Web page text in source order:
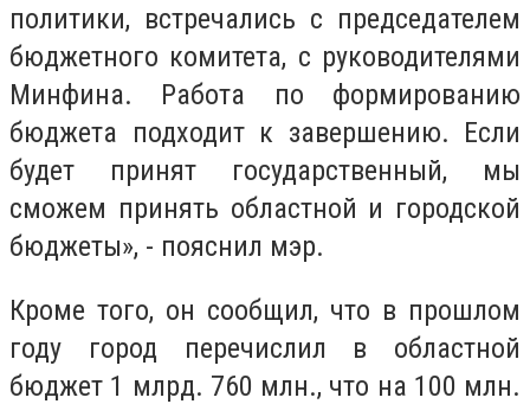
политики, встречались с председателем
бюджетного комитета, с руководителями
Минфина. Работа по формированию
бюджета подходит к завершению. Если
будет принят государственный, мы
сможем принять областной и городской
бюджеты», - пояснил мэр.
Кроме того, он сообщил, что в прошлом
году город перечислил в областной
бюджет 1 млрд. 760 млн., что на 100 млн.